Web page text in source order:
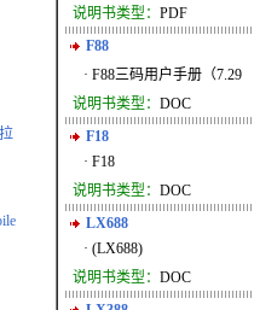
说明书类型： PDF
F88
· F88三码用户手册（7.29
说明书类型： DOC
F18
· F18
说明书类型： DOC
LX688
· (LX688)
说明书类型： DOC